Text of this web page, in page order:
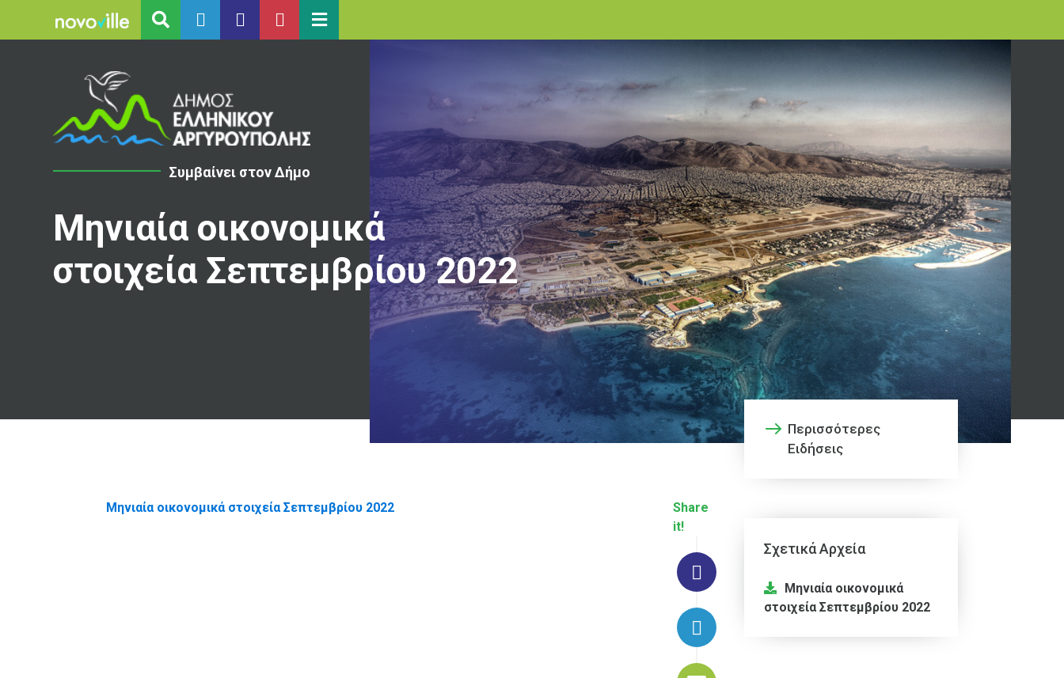
Συμβαίνει στον Δήμο
Μηνιαία οικονομικά
στοιχεία Σεπτεμβρίου 2022
Μηνιαία οικονομικά στοιχεία Σεπτεμβρίου 2022
Share
it!
Περισσότερες
Ειδήσεις
Σχετικά Αρχεία
Μηνιαία οικονομικά
στοιχεία Σεπτεμβρίου 2022